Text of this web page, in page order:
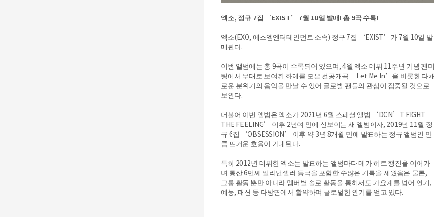
엑소, 정규 7집 ‘EXIST’ 7월 10일 발매! 총 9곡 수록!
엑소(EXO, 에스엠엔터테인먼트 소속) 정규 7집 ‘EXIST’가 7월 10일 발
매된다.
이번 앨범에는 총 9곡이 수록되어 있으며, 4월 엑소 데뷔 11주년 기념 팬미
팅에서 무대로 보여줘 화제를 모은 선공개곡 ‘Let Me In’을 비롯한 다
로운 분위기의 음악을 만날 수 있어 글로벌 팬들의 관심이 집중될 것으로
보인다.
더불어 이번 앨범은 엑소가 2021년 6월 스페셜 앨범 ‘DON’T FIGHT
THE FEELING’ 이후 2년여 만에 선보이는 새 앨범이자, 2019년 11월 정
규 6집 ‘OBSESSION’ 이후 약 3년 8개월 만에 발표하는 정규 앨범인 만
큼 뜨거운 호응이 기대된다.
특히 2012년 데뷔한 엑소는 발표하는 앨범마다 메가 히트 행진을 이어가
며 통산 6번째 밀리언셀러 등극을 포함한 수많은 기록을 세웠음은 물론,
그룹 활동 뿐만 아니라 멤버별 솔로 활동을 통해서도 가요계를 넘어 연기,
예능, 패션 등 다방면에서 활약하며 글로벌한 인기를 얻고 있다.